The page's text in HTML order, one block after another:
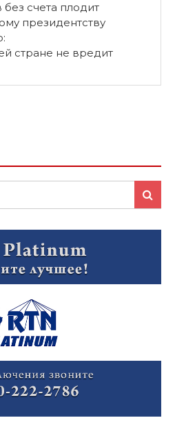
счета плодит
президентству
стране не вредит
Search